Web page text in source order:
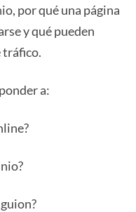
por qué una página
y qué pueden
tráfico.
a: